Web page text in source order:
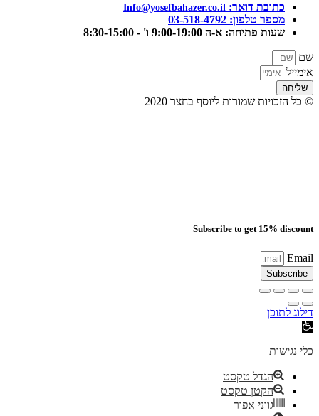
כתובת דואר: ‫Info@yosefbahazer.co.il‬
מספר טלפון: 03-518-4792
שעות פתיחה: א-ה 9:00-19:00 ו' - 8:30-15:00
שם
אימייל
שליחה
© כל הזכויות שמורות ליוסף בחצר 2020​
Subscribe to get 15% discount
Email
Subscribe
דילוג לתוכן
פתח סרגל נגישות
כלי נגישות
הגדל טקסט
הקטן טקסט
גווני אפור